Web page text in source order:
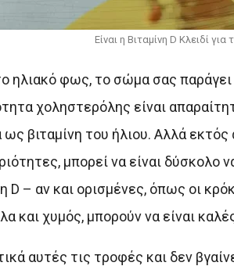
Είναι η Βιταμίνη D Κλειδί
ηλιακό φως, το σώμα σας
χοληστερόλης είναι
ως βιταμίνη του ήλιου. Αλλά
μπορεί να είναι
D – αν και ορισμένες, όπως οι
και χυμός, μπορούν να είναι
αυτές τις τροφές και δεν